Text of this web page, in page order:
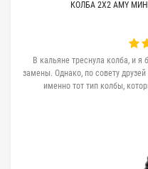
КОЛБА 2X2 AMY
В кальяне треснула колба, и я
замены. Однако, по совету
именно тот тип колбы,